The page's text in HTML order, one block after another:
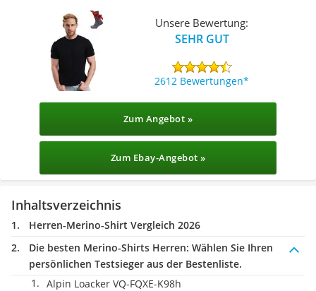
Unsere Bewertung:
SEHR GUT
2612 Bewertungen
Zum Angebot »
Zum Ebay-Angebot »
Inhaltsverzeichnis
Herren-Merino-Shirt Vergleich 2026
Die besten Merino-Shirts Herren: Wählen Sie Ihren
persönlichen Testsieger aus der Bestenliste.
Alpin Loacker VQ-FQXE-K98h